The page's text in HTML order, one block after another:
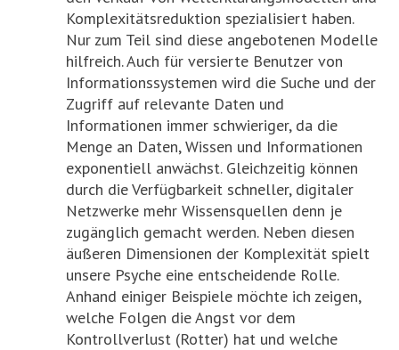
Komplexitätsreduktion spezialisiert haben.
Nur zum Teil sind diese angebotenen Modelle
hilfreich. Auch für versierte Benutzer von
Informationssystemen wird die Suche und der
Zugriff auf relevante Daten und
Informationen immer schwieriger, da die
Menge an Daten, Wissen und Informationen
exponentiell anwächst. Gleichzeitig können
durch die Verfügbarkeit schneller, digitaler
Netzwerke mehr Wissensquellen denn je
zugänglich gemacht werden. Neben diesen
äußeren Dimensionen der Komplexität spielt
unsere Psyche eine entscheidende Rolle.
Anhand einiger Beispiele möchte ich zeigen,
welche Folgen die Angst vor dem
Kontrollverlust (Rotter) hat und welche